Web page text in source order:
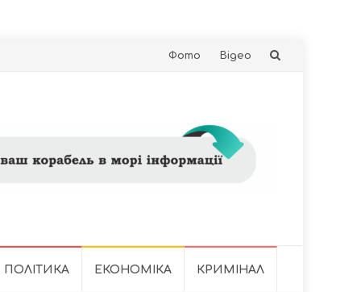
Skip
Фото Відео
ПОЛІТИКА ЕКОНОМІКА КРИМІНАЛ